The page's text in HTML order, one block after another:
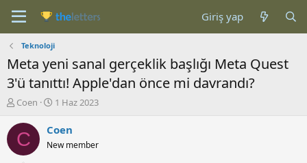
Giriş yap
Teknoloji
Meta yeni sanal gerçeklik başlığı Meta Quest
3'ü tanıttı! Apple'dan önce mi davrandı?
K
n
b
u
Coen
B
ş
a
1 Haz 2023
C Coen
New member